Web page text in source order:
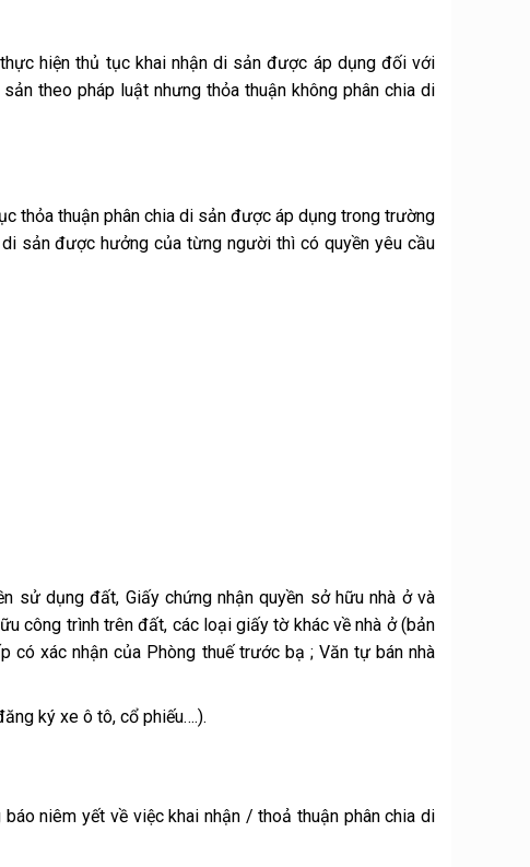
hiện thủ tục khai nhận di sản được áp dụng đối với
theo pháp luật nhưng thỏa thuận không phân chia di
thỏa thuận phân chia di sản được áp dụng trong trường
sản được hưởng của từng người thì có quyền yêu cầu
sử dụng đất, Giấy chứng nhận quyền sở hữu nhà ở và
công trình trên đất, các loại giấy tờ khác về nhà ở (bản
có xác nhận của Phòng thuế trước bạ ; Văn tự bán nhà
ký xe ô tô, cổ phiếu….).
niêm yết về việc khai nhận / thoả thuận phân chia di